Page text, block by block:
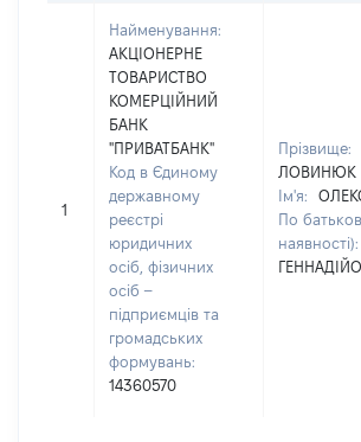
1
Найменування:
АКЦІОНЕРНЕ
ТОВАРИСТВО
КОМЕРЦІЙНИЙ
БАНК
"ПРИВАТБАНК"
Код в Єдиному
державному
реєстрі
юридичних
осіб, фізичних
осіб –
підприємців та
громадських
формувань:
14360570
Прізвище:
ЛОВИНЮК
Ім'я:
По
наявності):